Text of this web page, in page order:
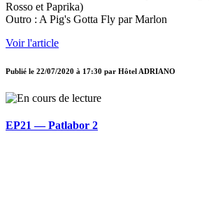
Rosso et Paprika)
Outro : A Pig's Gotta Fly par Marlon
Voir l'article
Publié le 22/07/2020 à 17:30 par Hôtel ADRIANO
EP21 — Patlabor 2